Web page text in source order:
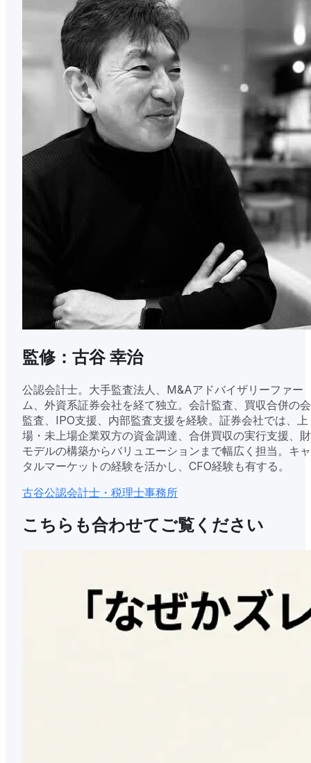
監修：古谷 幸治
公認会計士。大手監査法人、M&Aアドバイザリーファー
ム、外資系証券会社を経て独立。会計監査、買収合併の
監査、IPO支援、内部監査支援を経験。証券会社では、上
場・未上場企業双方の資金調達、合併買収の実行支援、
モデルの構築からバリュエーションまで幅広く担当。キ
タルマーケットの経験を活かし、CFO経験も有する。
古谷公認会計士・税理士事務所
こちらも合わせてご覧ください